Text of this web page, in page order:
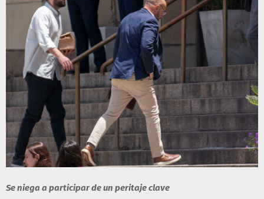
Se niega a participar de un peritaje clave